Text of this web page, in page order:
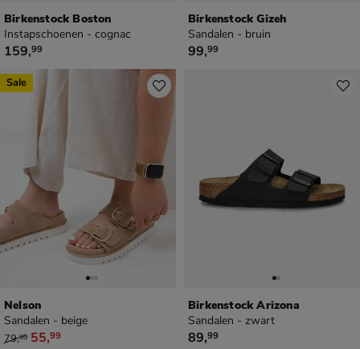
Birkenstock Boston
Instapschoenen - cognac
€ 159,99
159,99
Birkenstock Gizeh
Sandalen - bruin
€ 99,99
99,99
Nelson
Sandalen - beige
van € 79,99 voor € 55,99
79,99 55,99
Sale
Birkenstock Arizona
Sandalen - zwart
€ 89,99
89,99